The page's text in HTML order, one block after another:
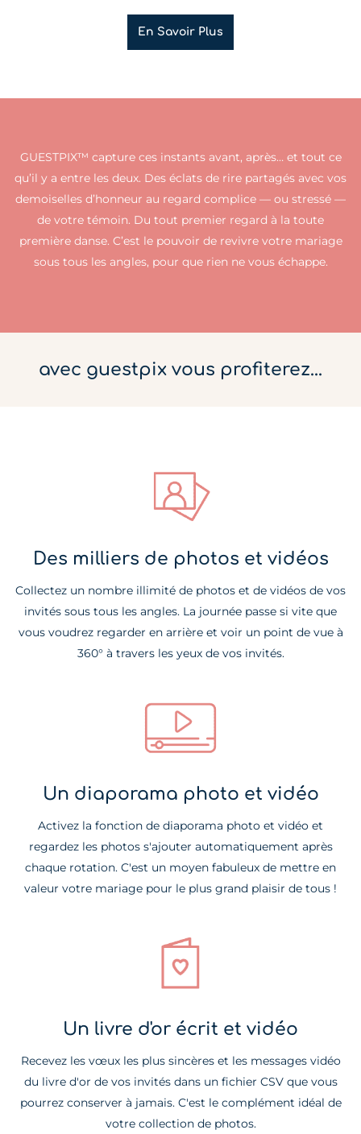
En Savoir Plus
GUESTPIX™ capture ces instants avant, après… et tout ce
qu’il y a entre les deux. Des éclats de rire partagés avec vos
demoiselles d’honneur au regard complice — ou stressé —
de votre témoin. Du tout premier regard à la toute
première danse. C’est le pouvoir de revivre votre mariage
sous tous les angles, pour que rien ne vous échappe.
avec guestpix vous profiterez...
Des milliers de photos et vidéos
Collectez un nombre illimité de photos et de vidéos de vos
invités sous tous les angles. La journée passe si vite que
vous voudrez regarder en arrière et voir un point de vue à
360° à travers les yeux de vos invités.
Un diaporama photo et vidéo
Activez la fonction de diaporama photo et vidéo et
regardez les photos s'ajouter automatiquement après
chaque rotation. C'est un moyen fabuleux de mettre en
valeur votre mariage pour le plus grand plaisir de tous !
Un livre d'or écrit et vidéo
Recevez les vœux les plus sincères et les messages vidéo
du livre d'or de vos invités dans un fichier CSV que vous
pourrez conserver à jamais. C'est le complément idéal de
votre collection de photos.